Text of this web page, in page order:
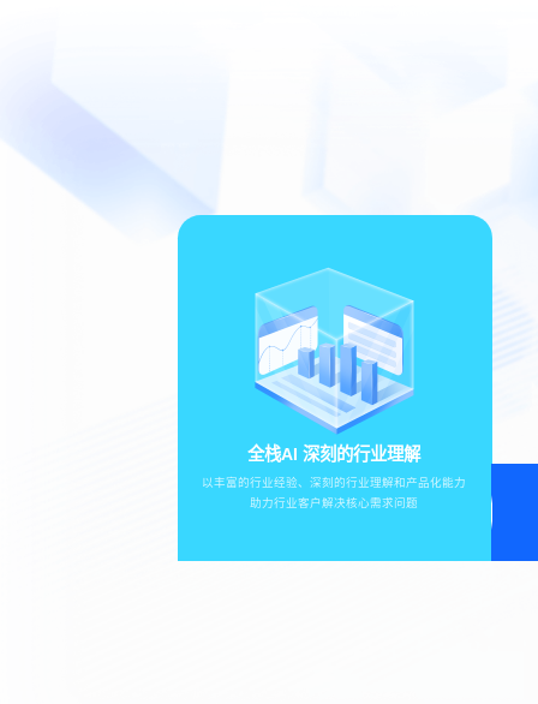
全栈AI 深刻的行业理解
以丰富的行业经验、深刻的行业理解和产品化能力
助力行业客户解决核心需求问题